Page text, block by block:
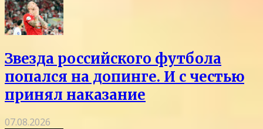
Звезда российского футбола
попался на допинге. И с честью
принял наказание
07.08.2026